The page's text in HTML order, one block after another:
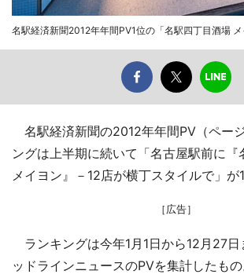
名駅経済新聞2012年年間PV1位の「名駅四丁目酒場
名駅経済新聞の2012年年間PV（ペー
ングは上半期に続いて「名古屋駅前に『
メイヨン』－12店が横丁スタイルで」が
［広告］
ランキングは今年1月1日から12月27
ッドラインニュースのPVを集計したも